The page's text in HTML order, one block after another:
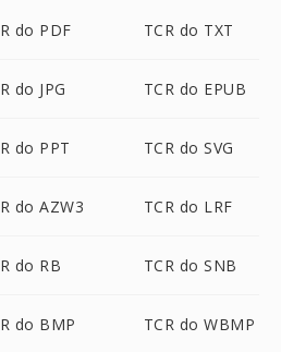
do PDF TCR do TXT
do JPG TCR do EPUB
do PPT TCR do SVG
do AZW3 TCR do LRF
do RB TCR do SNB
do BMP TCR do WBMP